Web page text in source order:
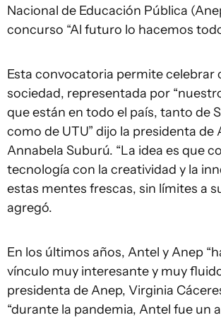
Nacional de Educación Pública
concurso “Al futuro lo hacemos
Esta convocatoria permite celebrar
sociedad, representada por
que están en todo el país, tanto de
como de UTU” dijo la presidenta de
Annabela Suburú. “La idea es que
tecnología con la creatividad y la
estas mentes frescas, sin límites a
agregó.
En los últimos años, Antel y Anep
vínculo muy interesante y muy
presidenta de Anep, Virginia
“durante la pandemia, Antel fue un